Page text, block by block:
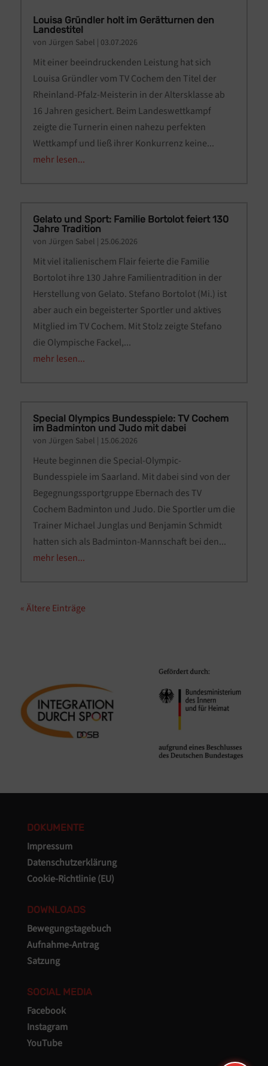
Louisa Gründler holt im Gerätturnen den
Landestitel
von Jürgen Sabel | 03.07.2026
Mit einer beeindruckenden Leistung hat sich
Louisa Gründler vom TV Cochem den Titel der
Rheinland-Pfalz-Meisterin in der Altersklasse ab
16 Jahren gesichert. Beim Landeswettkampf
zeigte die Turnerin einen nahezu perfekten
Wettkampf und ließ ihrer Konkurrenz keine...
mehr lesen...
Gelato und Sport: Familie Bortolot feiert 130
Jahre Tradition
von Jürgen Sabel | 25.06.2026
Mit viel italienischem Flair feierte die Familie
Bortolot ihre 130 Jahre Familientradition in der
Herstellung von Gelato. Stefano Bortolot (Mi.) ist
aber auch ein begeisterter Sportler und aktives
Mitglied im TV Cochem. Mit Stolz zeigte Stefano
die Olympische Fackel,...
mehr lesen...
Special Olympics Bundesspiele: TV Cochem
im Badminton und Judo mit dabei
von Jürgen Sabel | 15.06.2026
Heute beginnen die Special-Olympic-
Bundesspiele im Saarland. Mit dabei sind von der
Begegnungssportgruppe Ebernach des TV
Cochem Badminton und Judo. Die Sportler um die
Trainer Michael Junglas und Benjamin Schmidt
hatten sich als Badminton-Mannschaft bei den...
mehr lesen...
« Ältere Einträge
DOKUMENTE
Impressum
Datenschutzerklärung
Cookie-Richtlinie (EU)
DOWNLOADS
Bewegungstagebuch
Aufnahme-Antrag
Satzung
SOCIAL MEDIA
Facebook
Instagram
YouTube